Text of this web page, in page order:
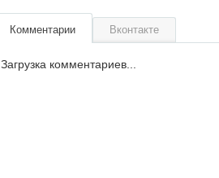
Комментарии Вконтакте
Загрузка комментариев...